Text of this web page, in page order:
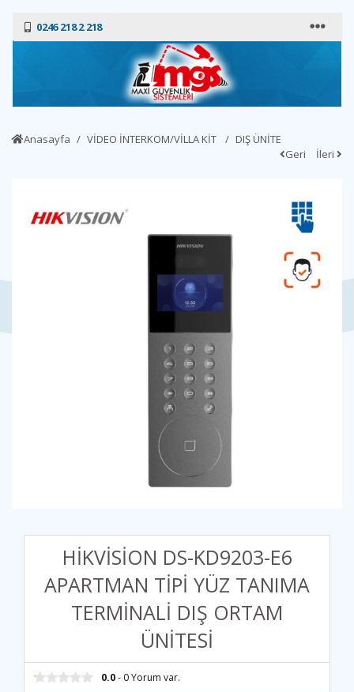
0246 218 2 218
Anasayfa VİDEO İNTERKOM/VİLLA KİT
DIŞ ÜNİTE
Geri
İleri
HİKVİSİON DS-KD9203-E6
APARTMAN TİPİ YÜZ TANIMA
TERMİNALİ DIŞ ORTAM
ÜNİTESİ
0.0- 0 Yorum var.